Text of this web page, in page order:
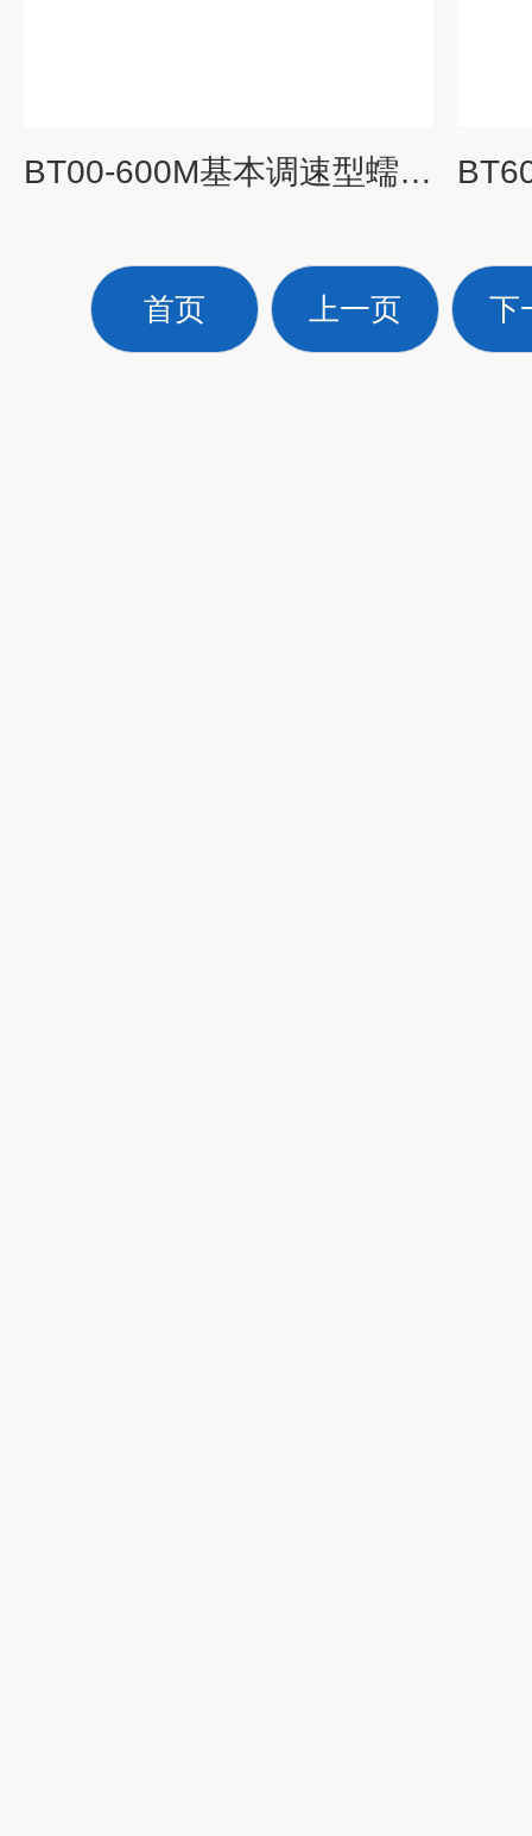
BT00-600M基本调速型蠕动泵
首页 上一页 下